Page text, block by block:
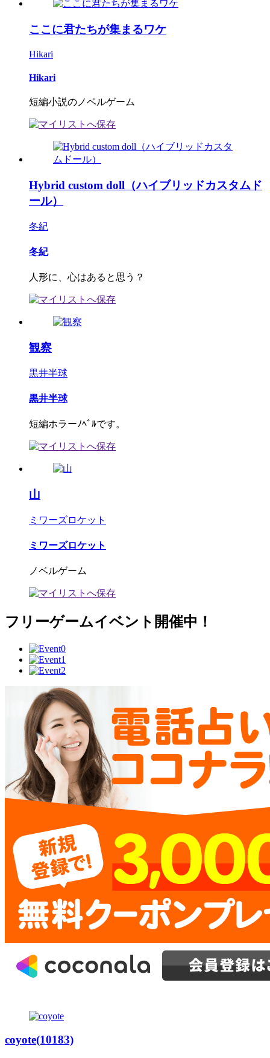
ここに君たちが集まるワケ
Hikari
Hikari
短編小説のノベルゲーム
Hybrid custom doll（ハイブリッドカスタムド
ール）
冬紀
冬紀
人形に、心はあると思う？
観察
黒井半球
黒井半球
短編ホラーﾉﾍﾞﾙです。
山
ミワーズロケット
ミワーズロケット
ノベルゲーム
フリーゲームイベント開催中！
coyote(10183)